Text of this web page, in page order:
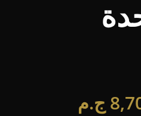
ج.م